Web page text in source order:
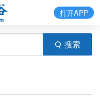
搜索
打开APP